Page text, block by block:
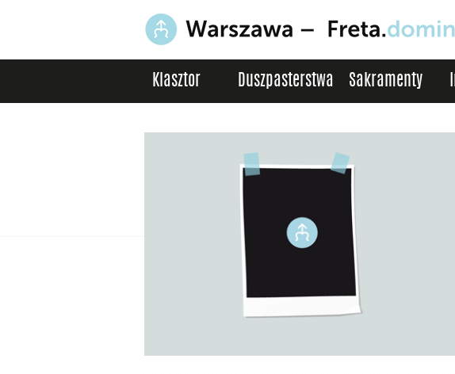
Klasztor Duszpasterstwa Sakramenty